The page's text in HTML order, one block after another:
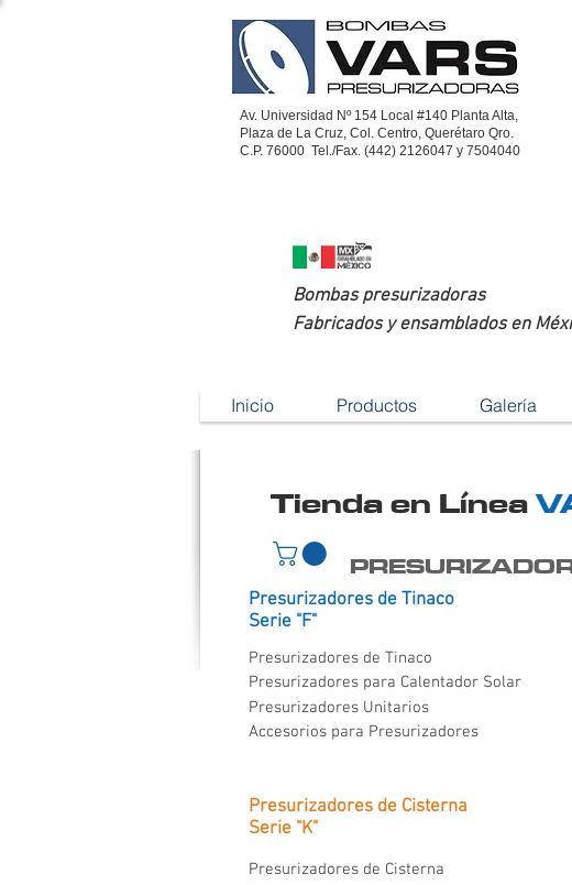
Av. Universidad Nº 154 Local #140 Planta Alta,
Plaza de La Cruz, Col. Centro, Querétaro Qro.
C.P. 76000 Tel./Fax. (442) 2126047 y 7504040
Bombas presurizadoras
Fabricados y ensamblados en
Inicio Productos Galería
Tienda en Línea
Presurizadores de Tinaco
Serie "F"
Presurizadores de Tinaco
Presurizadores para Calentador Solar
Presurizadores Unitarios
Accesorios para Presurizadores
Presurizadores de Cisterna
Serie "K"
Presurizadores de Cisterna